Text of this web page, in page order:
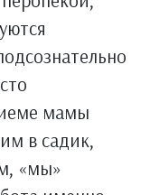
мамы
в садик,
«мы»